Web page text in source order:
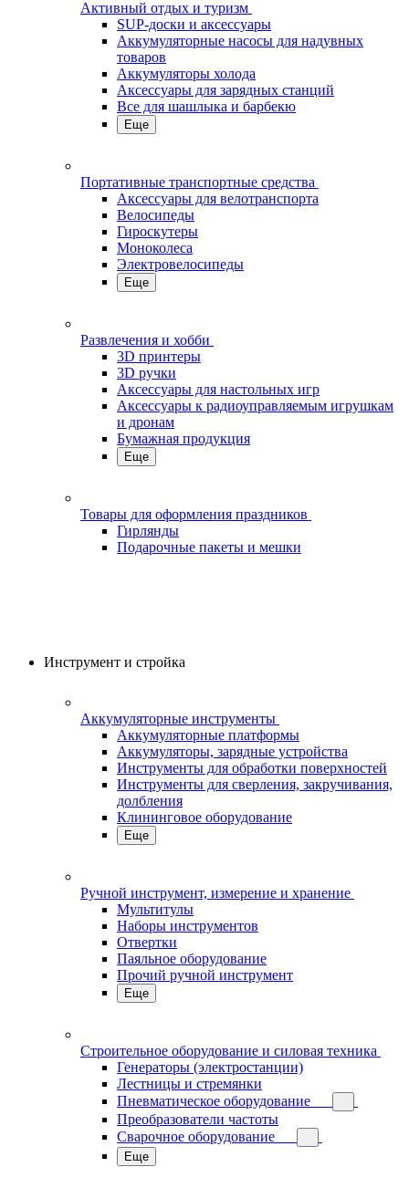
Активный отдых и туризм
SUP-доски и аксессуары
Аккумуляторные насосы для надувных
товаров
Аккумуляторы холода
Аксессуары для зарядных станций
Все для шашлыка и барбекю
Еще
Портативные транспортные средства
Аксессуары для велотранспорта
Велосипеды
Гироскутеры
Моноколеса
Электровелосипеды
Еще
Развлечения и хобби
3D принтеры
3D ручки
Аксессуары для настольных игр
Аксессуары к радиоуправляемым игрушкам
и дронам
Бумажная продукция
Еще
Товары для оформления праздников
Гирлянды
Подарочные пакеты и мешки
Инструмент и стройка
Аккумуляторные инструменты
Аккумуляторные платформы
Аккумуляторы, зарядные устройства
Инструменты для обработки поверхностей
Инструменты для сверления, закручивания,
долбления
Клининговое оборудование
Еще
Ручной инструмент, измерение и хранение
Мультитулы
Наборы инструментов
Отвертки
Паяльное оборудование
Прочий ручной инструмент
Еще
Строительное оборудование и силовая техника
Генераторы (электростанции)
Лестницы и стремянки
Пневматическое оборудование
Преобразователи частоты
Сварочное оборудование
Еще